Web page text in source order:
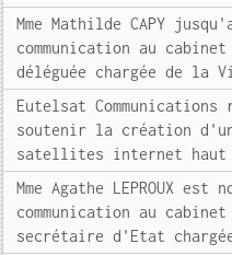
Mme Mathilde CAPY
communication au
déléguée chargée de
Eutelsat Communications
soutenir la création
satellites internet haut
Mme Agathe LEPROUX
communication au cabinet
secrétaire d'Etat